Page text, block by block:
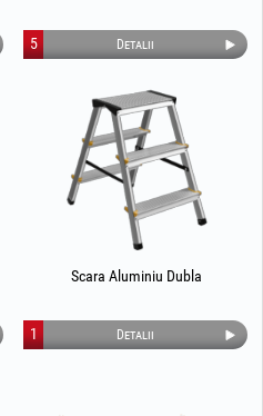
Detalii
5
Scara Aluminiu Dubla
Detalii
1